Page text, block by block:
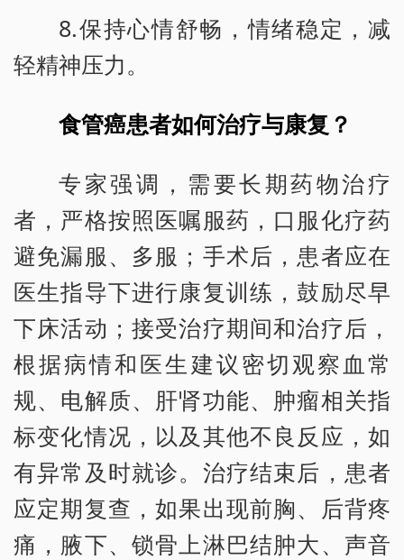
8.保持心情舒畅，情绪稳定，减
轻精神压力。
食管癌患者如何治疗与康复？
专家强调，需要长期药物治疗
者，严格按照医嘱服药，口服化疗药
避免漏服、多服；手术后，患者应在
医生指导下进行康复训练，鼓励尽早
下床活动；接受治疗期间和治疗后，
根据病情和医生建议密切观察血常
规、电解质、肝肾功能、肿瘤相关指
标变化情况，以及其他不良反应，如
有异常及时就诊。治疗结束后，患者
应定期复查，如果出现前胸、后背疼
痛，腋下、锁骨上淋巴结肿大、声音